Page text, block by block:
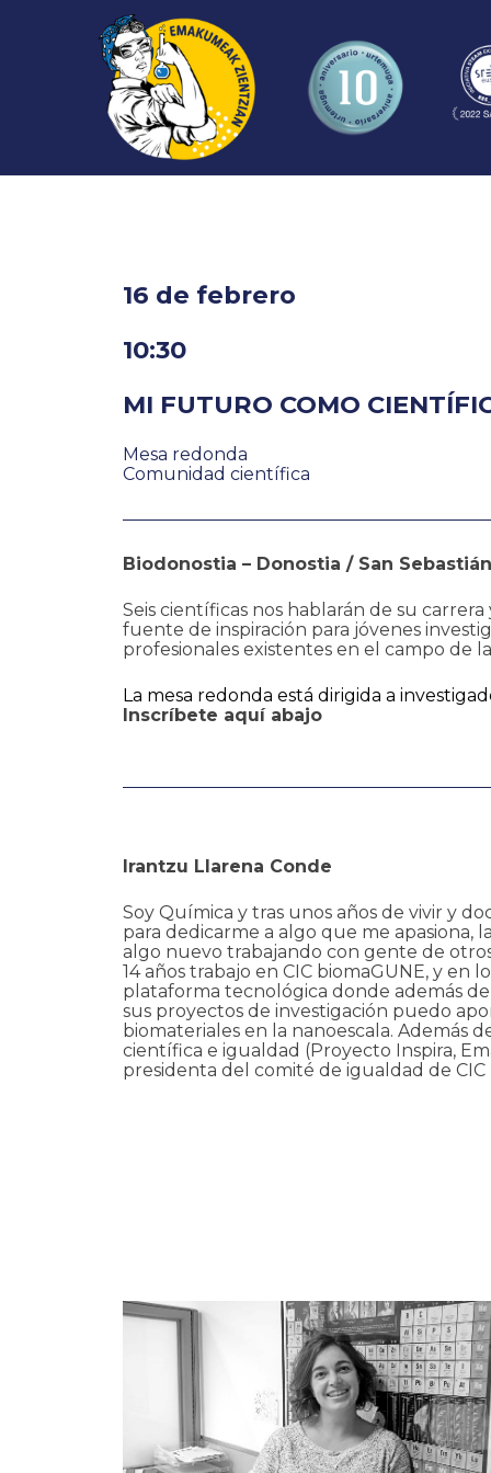
16 de febrero
10:30
MI FUTURO COMO
Mesa redonda
Comunidad científica
Biodonostia – Donostia / San
Seis científicas nos hablarán de su
fuente de inspiración para jóvenes
profesionales existentes en el campo de
La mesa redonda está dirigida a
Inscríbete aquí abajo
Irantzu Llarena Conde
Soy Química y tras unos años de vivir y
para dedicarme a algo que me apasiona,
algo nuevo trabajando con gente de
14 años trabajo en CIC biomaGUNE, y en
plataforma tecnológica donde además
sus proyectos de investigación puedo
biomateriales en la nanoescala. Además
científica e igualdad (Proyecto Inspira,
presidenta del comité de igualdad de CIC